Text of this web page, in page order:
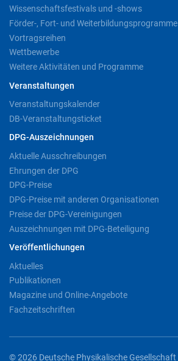
Wissenschaftsfestivals und -shows
Förder-, Fort- und Weiterbildungsprogramme
Vortragsreihen
Wettbewerbe
Weitere Aktivitäten und Programme
Veranstaltungen
Veranstaltungskalender
DB-Veranstaltungsticket
DPG-Auszeichnungen
Aktuelle Ausschreibungen
Ehrungen der DPG
DPG-Preise
DPG-Preise mit anderen Organisationen
Preise der DPG-Vereinigungen
Auszeichnungen mit DPG-Beteiligung
Veröffentlichungen
Aktuelles
Publikationen
Magazine und Online-Angebote
Fachzeitschriften
© 2026 Deutsche Physikalische Gesellschaft